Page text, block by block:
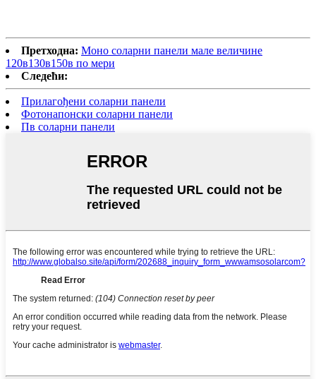
Претходна: Моно соларни панели мале величине
120в130в150в по мери
Следећи:
Прилагођени соларни панели
Фотонапонски соларни панели
Пв соларни панели